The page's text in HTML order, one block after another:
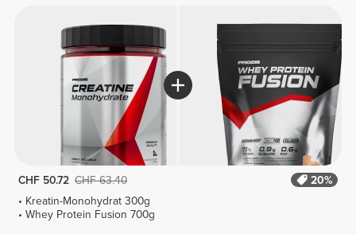
CHF 50.72 CHF 63.40
20%
Kreatin-Monohydrat 300g
Whey Protein Fusion 700g